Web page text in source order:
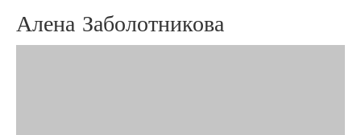
Алена Заболотникова